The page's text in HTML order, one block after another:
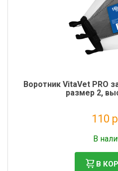
Воротник VitaVet PRO
размер 2,
110
В
В